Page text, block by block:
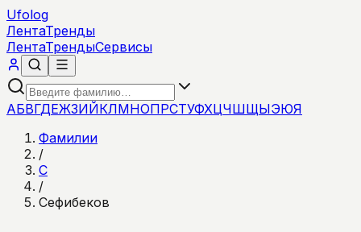
Ufolog
ЛентаТренды
ЛентаТрендыСервисы
АБВГДЕЖЗИЙКЛМНОПРСТУФХЦЧШЩЫЭЮЯ
Фамилии
/
С
/
Сефибеков